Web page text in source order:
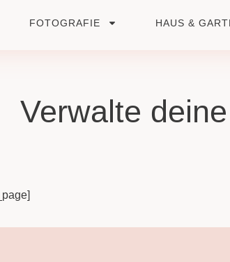
FOTOGRAFIE HAUS &
Verwalte